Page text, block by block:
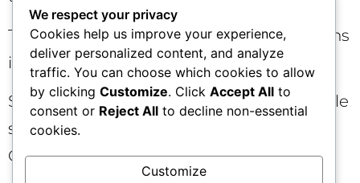
Transcription HTML sous l’image, avec liens
internes vers les sections détaillées ? Oui.
Schema ImageObject, image listée dans le
sitemap, OG/Twitter Cards configurées ?
Oui.
We respect your privacy
Cookies help us improve your experience,
deliver personalized content, and analyze
traffic. You can choose which cookies to allow
by clicking Customize. Click Accept All to
consent or Reject All to decline non-essential
cookies.
Customize